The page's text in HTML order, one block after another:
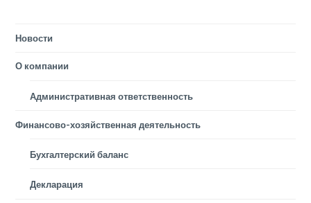
Новости
О компании
Административная ответственность
Финансово-хозяйственная деятельность
Бухгалтерский баланс
Декларация